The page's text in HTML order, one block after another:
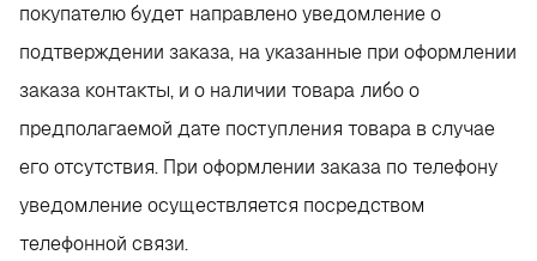
покупателю будет направлено уведомление о
подтверждении заказа, на указанные при оформлении
заказа контакты, и о наличии товара либо о
предполагаемой дате поступления товара в случае
его отсутствия. При оформлении заказа по телефону
уведомление осуществляется посредством
телефонной связи.